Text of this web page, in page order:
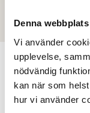
Denna
Vi använder
upplevelse,
nödvändig
kan när som
hur vi använder